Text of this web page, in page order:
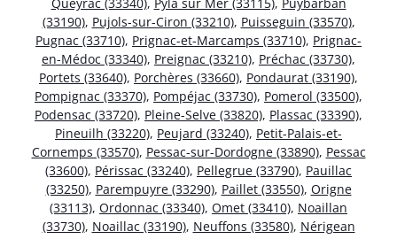
(33190), Pujols-sur-Ciron (33210), Puisseguin (33570),
Pugnac (33710), Prignac-et-Marcamps (33710), Prignac-
en-Médoc (33340), Preignac (33210), Préchac (33730),
Portets (33640), Porchères (33660), Pondaurat (33190),
Pompignac (33370), Pompéjac (33730), Pomerol (33500),
Podensac (33720), Pleine-Selve (33820), Plassac (33390),
Pineuilh (33220), Peujard (33240), Petit-Palais-et-
Cornemps (33570), Pessac-sur-Dordogne (33890), Pessac
(33600), Périssac (33240), Pellegrue (33790), Pauillac
(33250), Parempuyre (33290), Paillet (33550), Origne
(33113), Ordonnac (33340), Omet (33410), Noaillan
(33730), Noaillac (33190), Neuffons (33580), Nérigean